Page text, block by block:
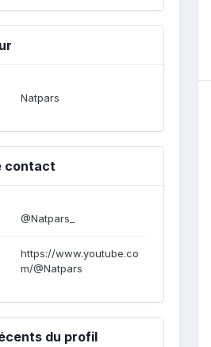
Natpars
contact
@Natpars_
https://www.youtube.co
m/@Natpars
du profil